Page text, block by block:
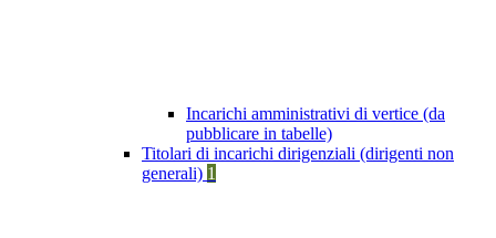
Incarichi amministrativi di vertice (da
pubblicare in tabelle)
Titolari di incarichi dirigenziali (dirigenti non
generali) 1